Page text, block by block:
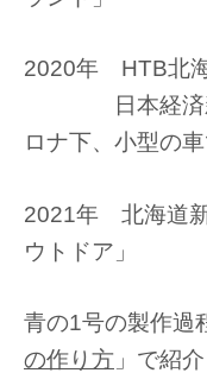
2020年 HTB北海
日本経済新
ロナ下、小型の
2021年 北海道
ウトドア」
青の1号の製作過
の作り方 」で紹